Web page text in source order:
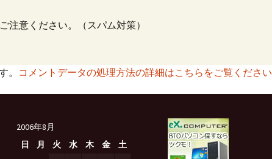
注意ください。（スパム対策）
。 コメントデータの処理方法の詳細はこちらをご覧ください
2006年8月
日
月 火 水 木 金
土